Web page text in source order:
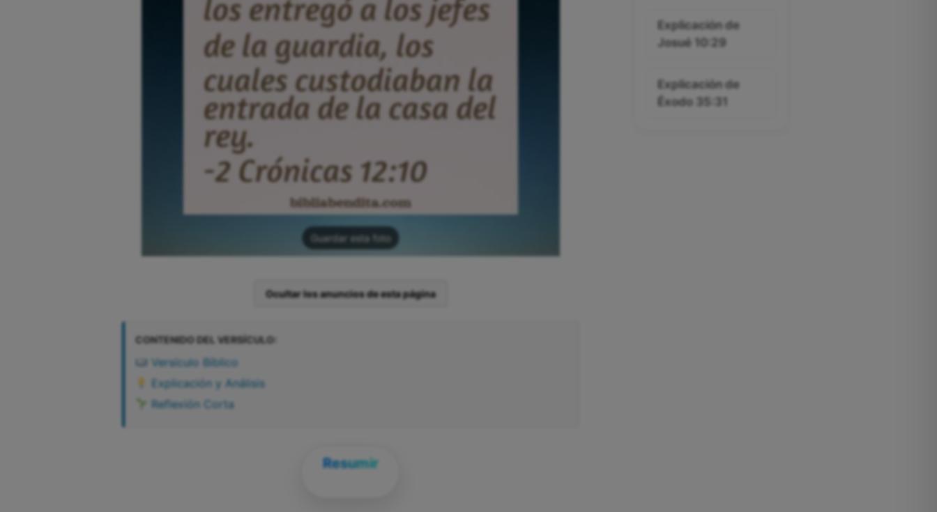
Guardar esta foto
Ocultar los anuncios de esta página
CONTENIDO DEL VERSÍCULO:
Versículo Bíblico
Explicación y Análisis
Reflexión Corta
Resumir
Explicación de
Josué 10:29
Explicación de
Éxodo 35:31